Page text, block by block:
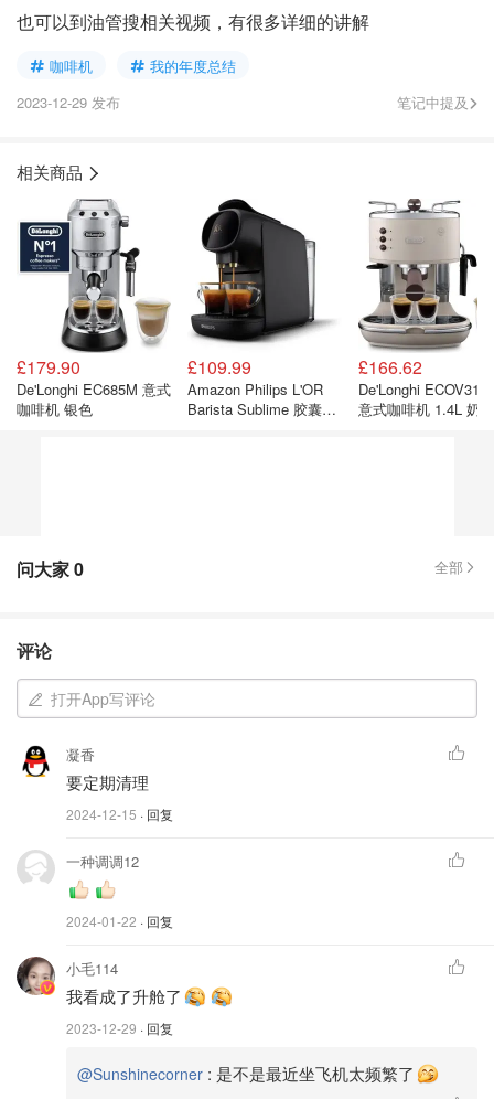
也可以到油管搜相关视频，有很多详细的讲解
咖啡机
我的年度总结
2023-12-29 发布
笔记中提及
相关商品
£179.90
De'Longhi EC685M 意式
咖啡机 银色
£109.99
Amazon Philips L'OR
Barista Sublime 胶囊咖
£166.62
De'Longhi
意式咖啡机 1.4L 奶
问大家0 全部
评论
打开App写评论
凝香
要定期清理
2024-12-15 · 回复
一种调调12
2024-01-22 · 回复
小毛114
我看成了升舱了
2023-12-29 · 回复
@Sunshinecorner : 是不是最近坐飞机太频繁了